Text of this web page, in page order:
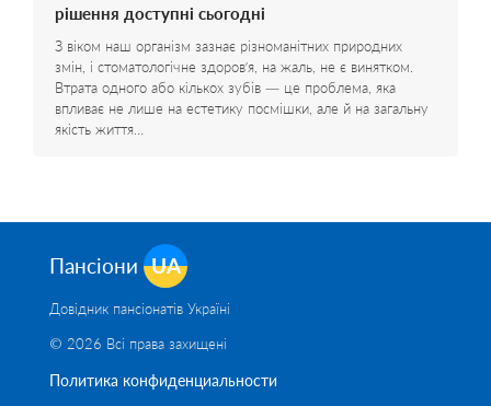
рішення доступні сьогодні
З віком наш організм зазнає різноманітних природних
змін, і стоматологічне здоров’я, на жаль, не є винятком.
Втрата одного або кількох зубів — це проблема, яка
впливає не лише на естетику посмішки, але й на загальну
якість життя…
Пансіони UA
Довідник пансіонатів Україні
© 2026 Всі права захищені
Политика конфиденциальности